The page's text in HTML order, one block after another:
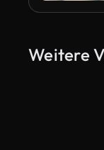
Weitere